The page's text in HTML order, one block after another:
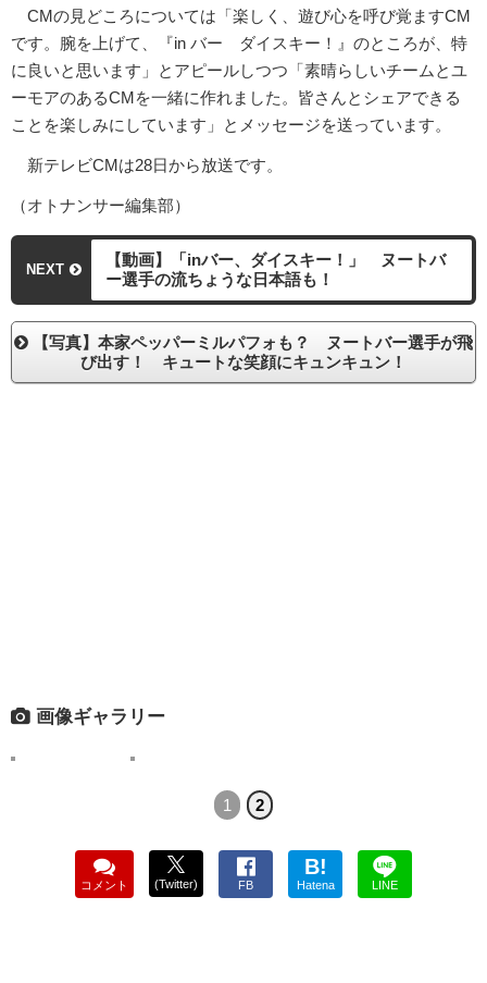
CMの見どころについては「楽しく、遊び心を呼び覚ますCM
です。腕を上げて、『in バー ダイスキー！』のところが、特
に良いと思います」とアピールしつつ「素晴らしいチームとユ
ーモアのあるCMを一緒に作れました。皆さんとシェアできる
ことを楽しみにしています」とメッセージを送っています。
新テレビCMは28日から放送です。
（オトナンサー編集部）
NEXT
【動画】「inバー、ダイスキー！」 ヌートバ
ー選手の流ちょうな日本語も！
【写真】本家ペッパーミルパフォも？ ヌートバー選手が飛
び出す！ キュートな笑顔にキュンキュン！
画像ギャラリー
1 2
コメント (Twitter) FB
B!
Hatena LINE